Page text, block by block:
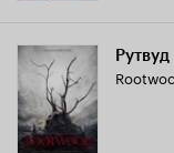
Рутвуд